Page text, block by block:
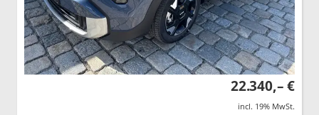
22.340,– €
incl. 19% MwSt.